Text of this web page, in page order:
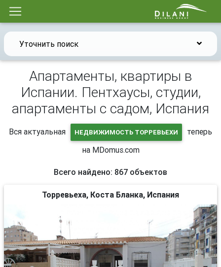
Уточнить поиск
Апартаменты, квартиры в
Испании. Пентхаусы, студии,
апартаменты с садом, Испания
Вся актуальная НЕДВИЖИМОСТЬ ТОРРЕВЬЕХИ
теперь
на MDomus.com
Всего найдено: 867 объектов
Торревьеха, Коста Бланка, Испания